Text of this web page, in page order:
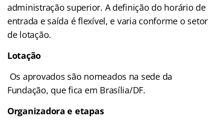
administração superior. A definição do horário de
entrada e saída é flexível, e varia conforme o setor
de lotação.
Lotação
Os aprovados são nomeados na sede da
Fundação, que fica em Brasília/DF.
Organizadora e etapas